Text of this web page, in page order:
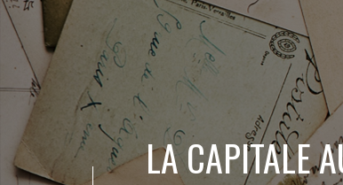
LA CAPITALE